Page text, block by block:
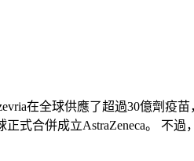
在全球供應了超過30億劑疫
式合併成立AstraZeneca。 不過